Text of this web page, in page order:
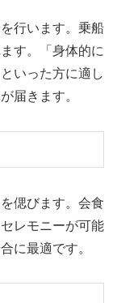
行います。乗船
す。「身体的に
いった方に適し
届きます。
偲びます。会食
レモニーが可能
に最適です。